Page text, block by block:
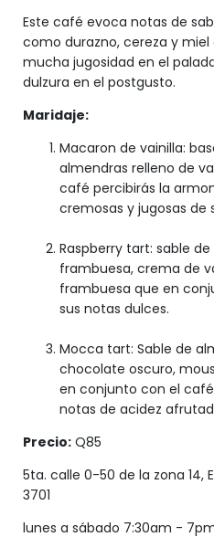
Este café evoca notas de
como durazno, cereza y miel
mucha jugosidad en el
dulzura en el postgusto.
Maridaje:
Macaron de vainilla:
almendras relleno de
café percibirás la
cremosas y jugosas de
Raspberry tart: sable
frambuesa, crema de
frambuesa que en
sus notas dulces.
Mocca tart: Sable de
chocolate oscuro,
en conjunto con el
notas de acidez
Precio: Q85
5ta. calle 0-50 de la zona 14,
3701
lunes a sábado 7:30am -